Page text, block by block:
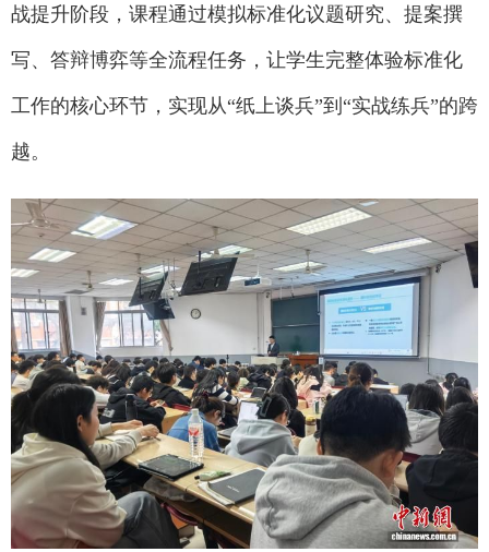
战提升阶段，课程通过模拟标准化议题研究、提案撰
写、答辩博弈等全流程任务，让学生完整体验标准化
工作的核心环节，实现从“纸上谈兵”到“实战练兵”的跨
越。